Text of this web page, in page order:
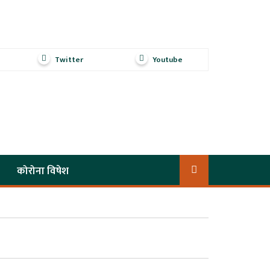
Twitter Youtube
कोरोना विषेश